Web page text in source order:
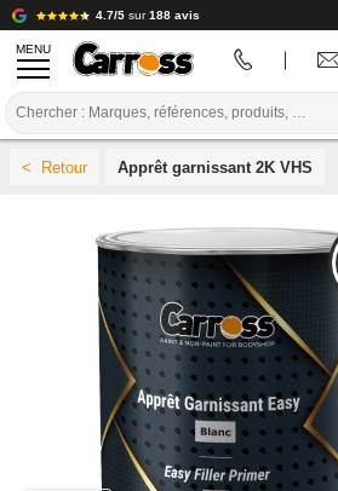
4.7/5 sur188 avis
MENU
PREPARATION / PEINTURE / FINITION
CONSOMMABLE CARROSSERIE
OUTILLAGE CARROSSERIE
ÉQUIPEMENT ATELIER CARROSSERIE
CODE COULEUR
MARQUES
INSTALLATION LABO
Apprêt garnissant 2K VHS